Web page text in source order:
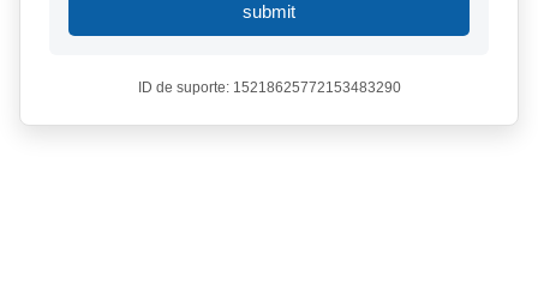
submit
ID de suporte: 15218625772153483290